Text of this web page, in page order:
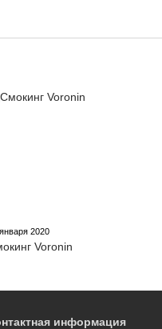
2020
Voronin
информация